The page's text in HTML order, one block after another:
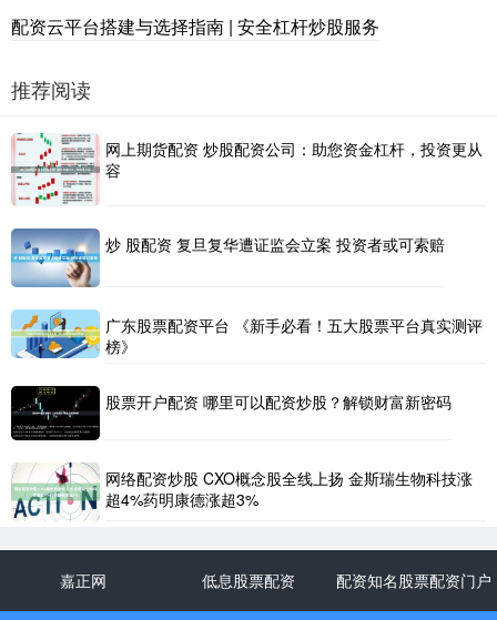
配资云平台搭建与选择指南 | 安全杠杆炒股服务
推荐阅读
网上期货配资 炒股配资公司：助您资金杠杆，投资更从
容
炒 股配资 复旦复华遭证监会立案 投资者或可索赔
广东股票配资平台 《新手必看！五大股票平台真实测评
榜》
股票开户配资 哪里可以配资炒股？解锁财富新密码
网络配资炒股 CXO概念股全线上扬 金斯瑞生物科技涨
超4%药明康德涨超3%
嘉正网 低息股票配资 配资知名股票配资门户